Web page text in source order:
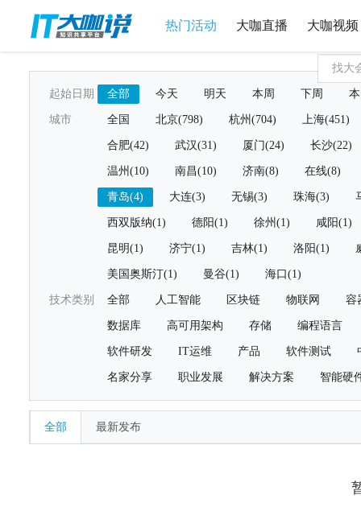
热门活动 大咖直播 大咖视频
起始日期 全部 今天 明天 本周 下周
城市 全国 北京(798) 杭州(704) 上海(451)
合肥(42) 武汉(31) 厦门(24) 长沙(22)
温州(10) 南昌(10) 济南(8) 在线(8)
青岛(4) 大连(3) 无锡(3) 珠海(3)
西双版纳(1) 德阳(1) 徐州(1) 咸阳(1)
昆明(1) 济宁(1) 吉林(1) 洛阳(1)
美国奥斯汀(1) 曼谷(1) 海口(1)
技术类别 全部 人工智能 区块链 物联网 容
数据库 高可用架构 存储 编程语言
软件研发 IT运维 产品 软件测试
名家分享 职业发展 解决方案 智能硬
全部 最新发布